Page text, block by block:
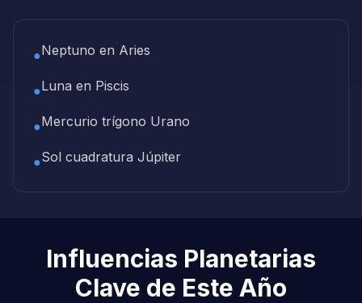
●Neptuno en Aries
●Luna en Piscis
●Mercurio trígono Urano
●Sol cuadratura Júpiter
Influencias Planetarias
Clave de Este Año